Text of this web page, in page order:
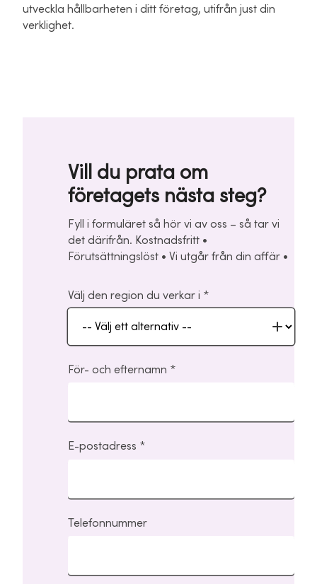
utveckla hållbarheten i ditt företag, utifrån just din
verklighet.
Vill du prata om
företagets nästa steg?
Fyll i formuläret så hör vi av oss – så tar vi
det därifrån. Kostnadsfritt •
Förutsättningslöst • Vi utgår från din affär •
Välj den region du verkar i
För- och efternamn
E-postadress
Telefonnummer